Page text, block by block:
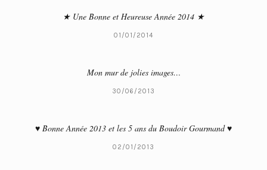
★ Une Bonne et Heureuse Année 2014 ★
01/01/2014
Mon mur de jolies images…
30/06/2013
♥ Bonne Année 2013 et les 5 ans du Boudoir Gourmand ♥
02/01/2013